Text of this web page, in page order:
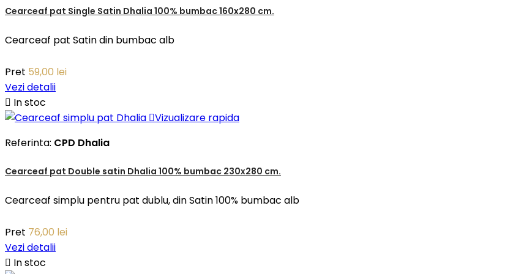
Cearceaf pat Single Satin Dhalia 100% bumbac 160x280 cm.
Cearceaf pat Satin din bumbac alb
Pret 59,00 lei
Vezi detalii
 In stoc
Vizualizare rapida
Referinta: CPD Dhalia
Cearceaf pat Double satin Dhalia 100% bumbac 230x280 cm.
Cearceaf simplu pentru pat dublu, din Satin 100% bumbac alb
Pret 76,00 lei
Vezi detalii
 In stoc